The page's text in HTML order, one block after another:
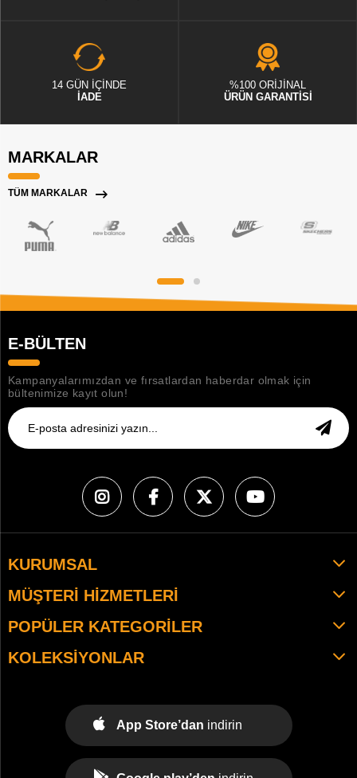
14 GÜN İÇİNDE
İADE
%100 ORİJİNAL
ÜRÜN GARANTİSİ
MARKALAR
TÜM MARKALAR
E-BÜLTEN
Kampanyalarımızdan ve fırsatlardan haberdar olmak için
bültenimize kayıt olun!
KURUMSAL
MÜŞTERI HIZMETLERI
POPÜLER KATEGORILER
KOLEKSIYONLAR
App Store’dan indirin